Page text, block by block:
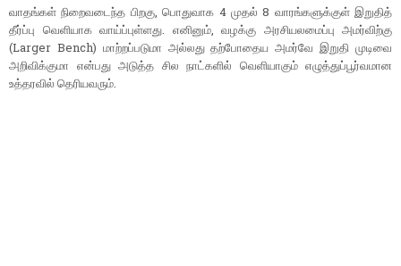
வாதங்கள் நிறைவடைந்த பிறகு, பொதுவாக 4 முதல் 8 வாரங்களுக்குள் இறுதித்
தீர்ப்பு வெளியாக வாய்ப்புள்ளது. எனினும், வழக்கு அரசியலமைப்பு அமர்விற்கு
(Larger Bench) மாற்றப்படுமா அல்லது தற்போதைய அமர்வே இறுதி முடிவை
அறிவிக்குமா என்பது அடுத்த சில நாட்களில் வெளியாகும் எழுத்துப்பூர்வமான
உத்தரவில் தெரியவரும்.